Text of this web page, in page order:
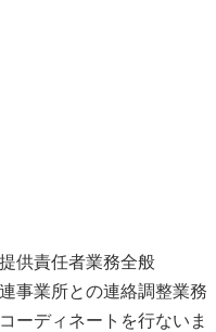
供責任者業務全般
事業所との連絡調整業務
ーディネートを行ないま